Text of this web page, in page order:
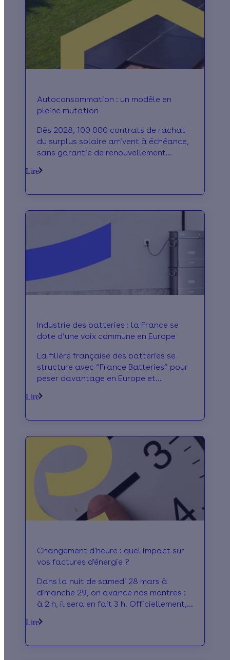
Autoconsommation : un modèle en
pleine mutation
Dès 2028, 100 000 contrats de rachat
du surplus solaire arrivent à échéance,
sans garantie de renouvellement
Lire
Industrie des batteries : la France se
dote d’une voix commune en Europe
La filière française des batteries se
structure avec “France Batteries” pour
peser davantage en Europe et
Lire
Changement d'heure : quel impact sur
vos factures d'énergie ?
Dans la nuit de samedi 28 mars à
dimanche 29, on avance nos montres :
à 2 h, il sera en fait 3 h. Officiellement,
instauré pour faire des économies
aujourd’hui ? On démêle le vrai du faux.
Lire